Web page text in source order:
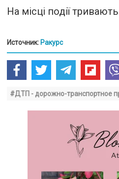
На місці події
Источник: Ракурс
#ДТП - дорожно-транспортное